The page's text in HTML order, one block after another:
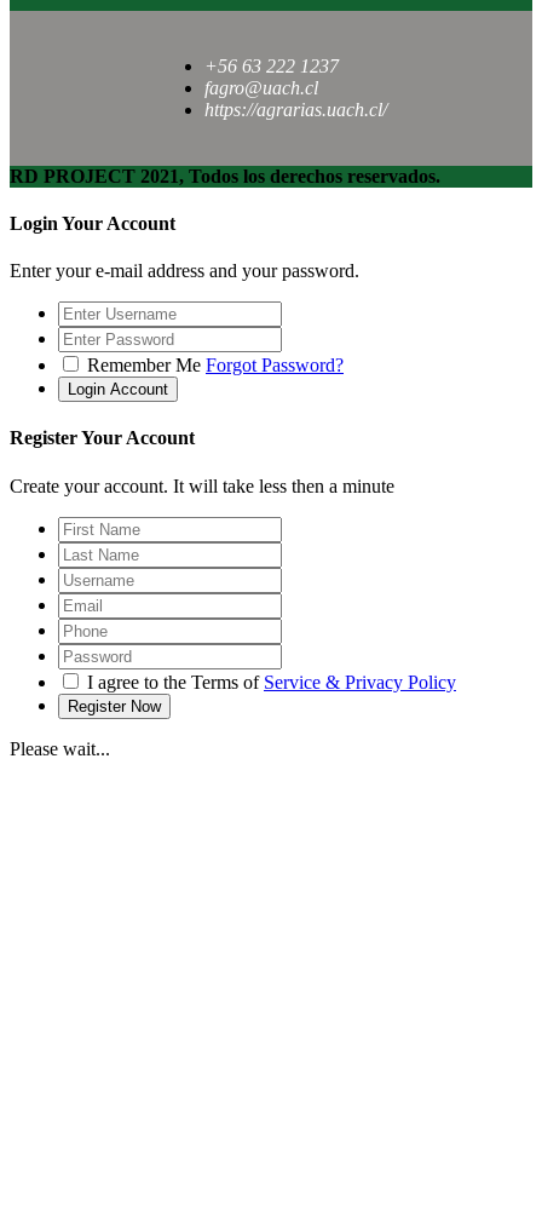
+56 63 222 1237
fagro@uach.cl
https://agrarias.uach.cl/
RD PROJECT 2021, Todos los derechos reservados.
Login Your Account
Enter your e-mail address and your password.
Remember Me Forgot Password?
Register Your Account
Create your account. It will take less then a minute
I agree to the Terms of Service & Privacy Policy
Please wait...